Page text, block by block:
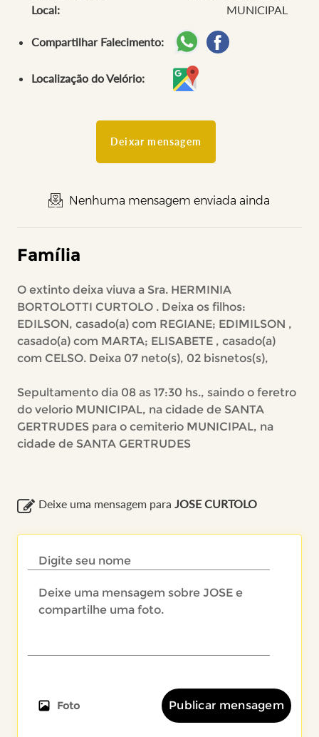
Local:
MUNICIPAL
Compartilhar Falecimento:
Localização do Velório:
Deixar mensagem
Nenhuma mensagem enviada ainda
Família
O extinto deixa viuva a Sra. HERMINIA
BORTOLOTTI CURTOLO . Deixa os filhos:
EDILSON, casado(a) com REGIANE; EDIMILSON ,
casado(a) com MARTA; ELISABETE , casado(a)
com CELSO. Deixa 07 neto(s), 02 bisnetos(s),
Sepultamento dia 08 as 17:30 hs., saindo o feretro
do velorio MUNICIPAL, na cidade de SANTA
GERTRUDES para o cemiterio MUNICIPAL, na
cidade de SANTA GERTRUDES
Deixe uma mensagem para JOSE CURTOLO
Foto Publicar mensagem